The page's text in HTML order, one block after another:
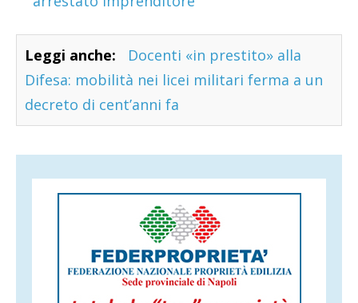
Leggi anche:
Docenti «in prestito» alla
Difesa: mobilità nei licei militari ferma a un
decreto di cent’anni fa